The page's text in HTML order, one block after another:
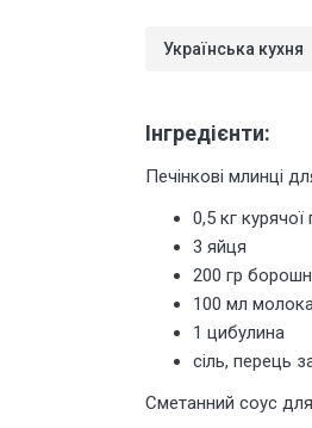
Українська кухня
Інгредієнти:
Печінкові млинці
0,5 кг курячої
3 яйця
200 гр
100 мл
1 цибулина
сіль, перець
Сметанний соус